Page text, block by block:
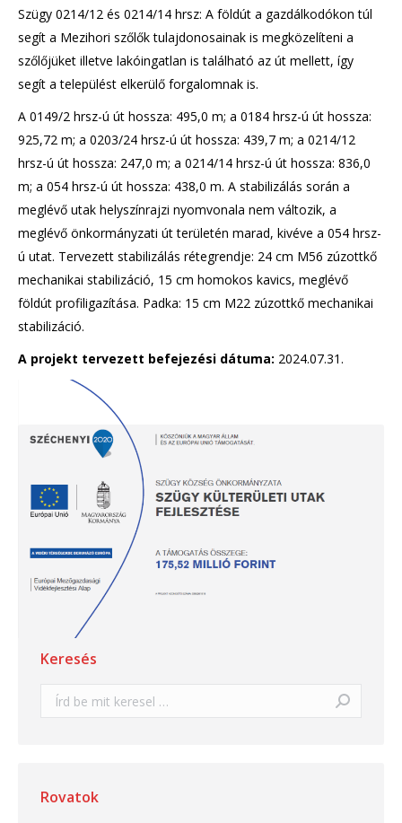
Szügy 0214/12 és 0214/14 hrsz: A földút a gazdálkodókon túl
segít a Mezihori szőlők tulajdonosainak is megközelíteni a
szőlőjüket illetve lakóingatlan is található az út mellett, így
segít a települést elkerülő forgalomnak is.
A 0149/2 hrsz-ú út hossza: 495,0 m; a 0184 hrsz-ú út hossza:
925,72 m; a 0203/24 hrsz-ú út hossza: 439,7 m; a 0214/12
hrsz-ú út hossza: 247,0 m; a 0214/14 hrsz-ú út hossza: 836,0
m; a 054 hrsz-ú út hossza: 438,0 m. A stabilizálás során a
meglévő utak helyszínrajzi nyomvonala nem változik, a
meglévő önkormányzati út területén marad, kivéve a 054 hrsz-
ú utat. Tervezett stabilizálás rétegrendje: 24 cm M56 zúzottkő
mechanikai stabilizáció, 15 cm homokos kavics, meglévő
földút profiligazítása. Padka: 15 cm M22 zúzottkő mechanikai
stabilizáció.
A projekt tervezett befejezési dátuma: 2024.07.31.
Keresés
Search:
Rovatok